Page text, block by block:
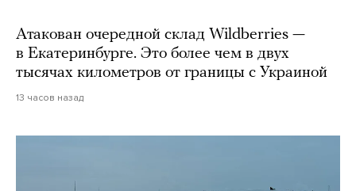
Атакован очередной склад Wildberries —
в Екатеринбурге. Это более чем в двух
тысячах километров от границы с Украиной
13 часов назад